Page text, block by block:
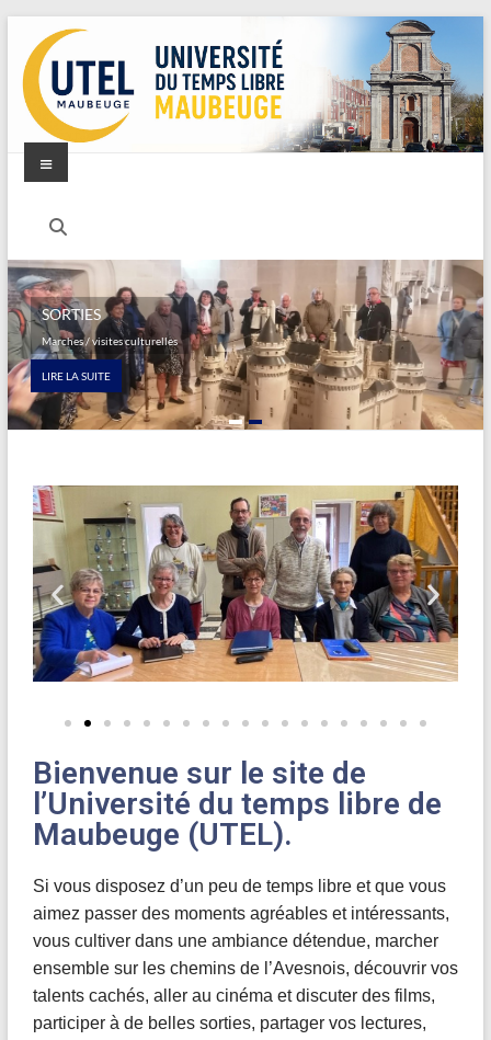
SORTIES
Marches / visites culturelles
LIRE LA SUITE
Bienvenue sur le site de
l’Université du temps libre de
Maubeuge (UTEL).
Si vous disposez d’un peu de temps libre et que vous
aimez passer des moments agréables et intéressants,
vous cultiver dans une ambiance détendue, marcher
ensemble sur les chemins de l’Avesnois, découvrir vos
talents cachés, aller au cinéma et discuter des films,
participer à de belles sorties, partager vos lectures,